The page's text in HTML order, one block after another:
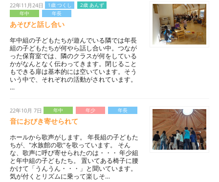
22年11月24日 1歳 つくし
2歳 あんず
年中
年長
あそびと話し合い
年中組の子どもたちが遊んでいる隣では年長
組の子どもたちが何やら話し合い中。つなが
った保育室では、隣のクラスが何をしている
かがなんとなく伝わってきます。閉じること
もできる扉は基本的には空いています。そう
いう中で、それぞれの活動がされています。
…
22年10月 7日 年中 年少 年長
音におびき寄せられて
ホールから歌声がします。 年長組の子どもた
ちが、"水族館の歌"を歌っています。 そん
な、歌声に呼び寄せられたのは・・・ 年少組
と年中組の子どもたち。 置いてある椅子に腰
かけて「うんうん・・・」と聞いています。
気が付くとリズムに乗って楽しそ…